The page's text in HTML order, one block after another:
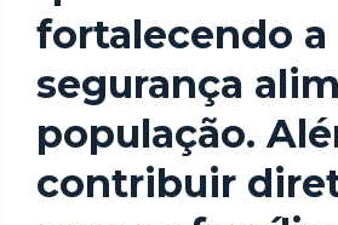
fortalecendo a
segurança
população.
contribuir